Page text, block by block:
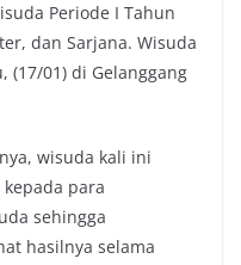
Periode I Tahun
dan Sarjana. Wisuda
(17/01) di Gelanggang
wisuda kali ini
para
sehingga
hasilnya selama